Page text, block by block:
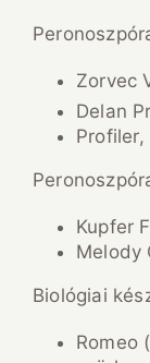
Zorvec
Delan
Kupfer
Melody
Biológiai
Romeo